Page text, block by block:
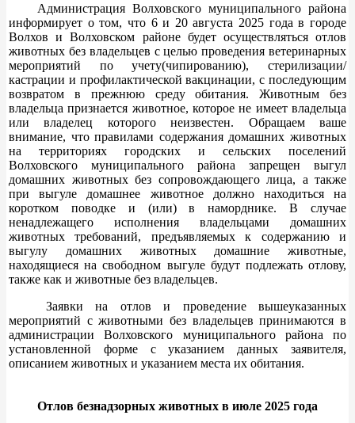
Администрация Волховского муниципального района
информирует о том, что 6 и 20 августа 2025 года в городе
Волхов и Волховском районе будет осуществляться отлов
животных без владельцев с целью проведения ветеринарных
мероприятий по учету(чипированию), стерилизации/
кастрации и профилактической вакцинации, с последующим
возвратом в прежнюю среду обитания. Животным без
владельца признается животное, которое не имеет владельца
или владелец которого неизвестен. Обращаем ваше
внимание, что правилами содержания домашних животных
на территориях городских и сельских поселений
Волховского муниципального района запрещен выгул
домашних животных без сопровождающего лица, а также
при выгуле домашнее животное должно находиться на
коротком поводке и (или) в наморднике. В случае
ненадлежащего исполнения владельцами домашних
животных требований, предъявляемых к содержанию и
выгулу домашних животных домашние животные,
находящиеся на свободном выгуле будут подлежать отлову,
также как и животные без владельцев.
Заявки на отлов и проведение вышеуказанных
мероприятий с животными без владельцев принимаются в
администрации Волховского муниципального района по
установленной форме с указанием данных заявителя,
описанием животных и указанием места их обитания.
Отлов безнадзорных животных в июле 2025 года